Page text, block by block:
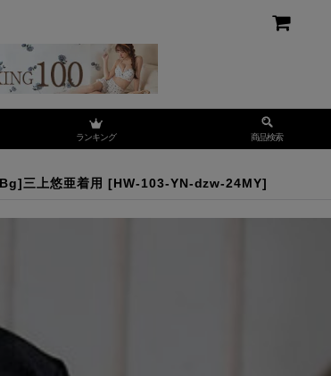
ランキング 商品検索
三上悠亜着用 [HW-103-YN-dzw-24MY]